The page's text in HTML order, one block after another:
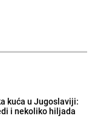
kuća u Jugoslaviji:
i nekoliko hiljada